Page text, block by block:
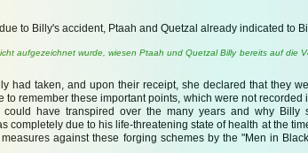
to Billy's accident, Ptaah and Quetzal already indicated to
aufgezeichnet wurde, wiesen Ptaah und Quetzal Billy bereits auf die
had taken, and upon their receipt, she declared that they
remember these important points, which were not
have transpired over the many years and why Billy
completely due to his life-threatening state of health at the
against these forging schemes by the "Men in